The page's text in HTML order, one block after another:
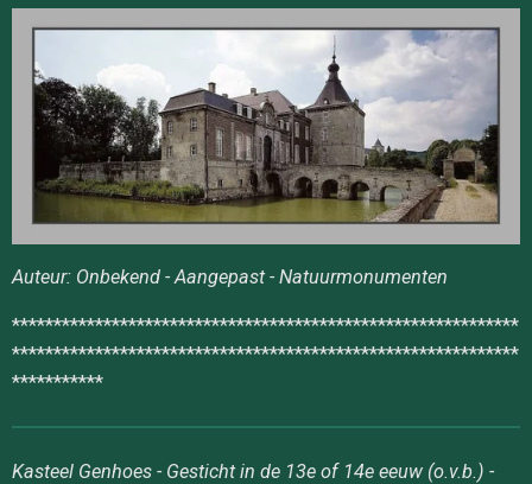
Auteur: Onbekend - Aangepast - Natuurmonumenten
*************************************************************
*************************************************************
***********
Kasteel Genhoes - Gesticht in de 13e of 14e eeuw (o.v.b.) -